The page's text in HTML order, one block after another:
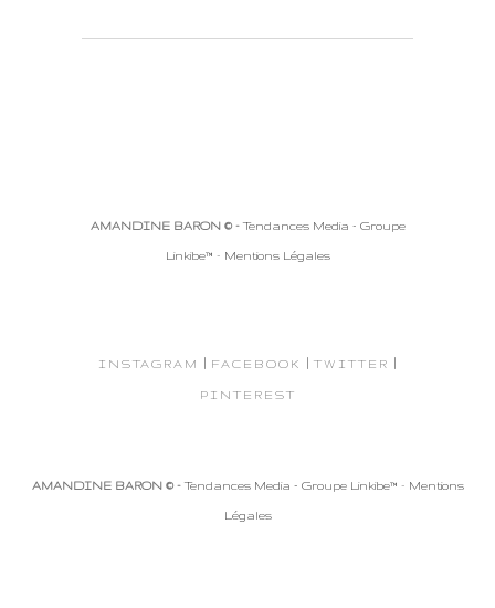
AMANDINE BARON © -Tendances Media - Groupe
Linkibe™ - Mentions Légales
INSTAGRAM | FACEBOOK | TWITTER |
PINTEREST
AMANDINE BARON © -Tendances Media - Groupe Linkibe™ - Mentions
Légales